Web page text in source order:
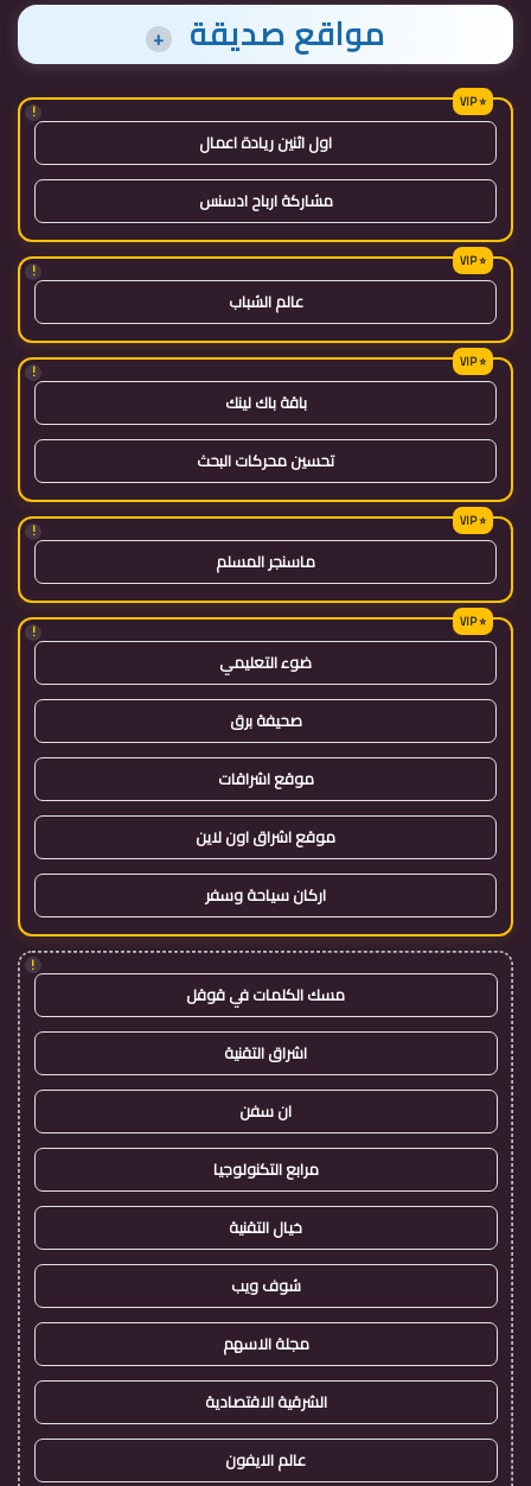
مواقع صديقة +
!
اول اثنين ريادة اعمال
مشاركة ارباح ادسنس
!
عالم الشباب
!
باقة باك لينك
تحسين محركات البحث
!
ماسنجر المسلم
!
ضوء التعليمي
صحيفة برق
موقع اشراقات
موقع اشراق اون لاين
اركان سياحة وسفر
!
مسك الكلمات في قوقل
اشراق التقنية
ان سفن
مرابع التكنولوجيا
خيال التقنية
شوف ويب
مجلة الاسهم
الشرقية الاقتصادية
عالم الايفون